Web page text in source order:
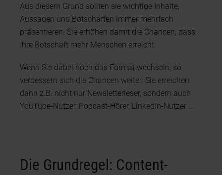
Aus diesem Grund sollten sie wichtige Inhalte,
Aussagen und Botschaften immer mehrfach
präsentieren. Sie erhöhen damit die Chancen, dass
Ihre Botschaft mehr Menschen erreicht.
Wenn Sie dabei noch das Format wechseln, so
verbessern sich die Chancen weiter. Sie erreichen
dann z.B. nicht nur Newsletterleser, sondern auch
YouTube-Nutzer, Podcast-Hörer, LinkedIn-Nutzer …
Die Grundregel: Content-